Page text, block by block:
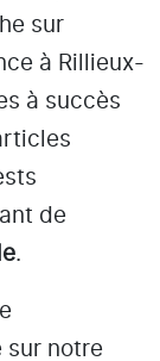
sur
à Rillieux-
à succès
de
.
sur notre